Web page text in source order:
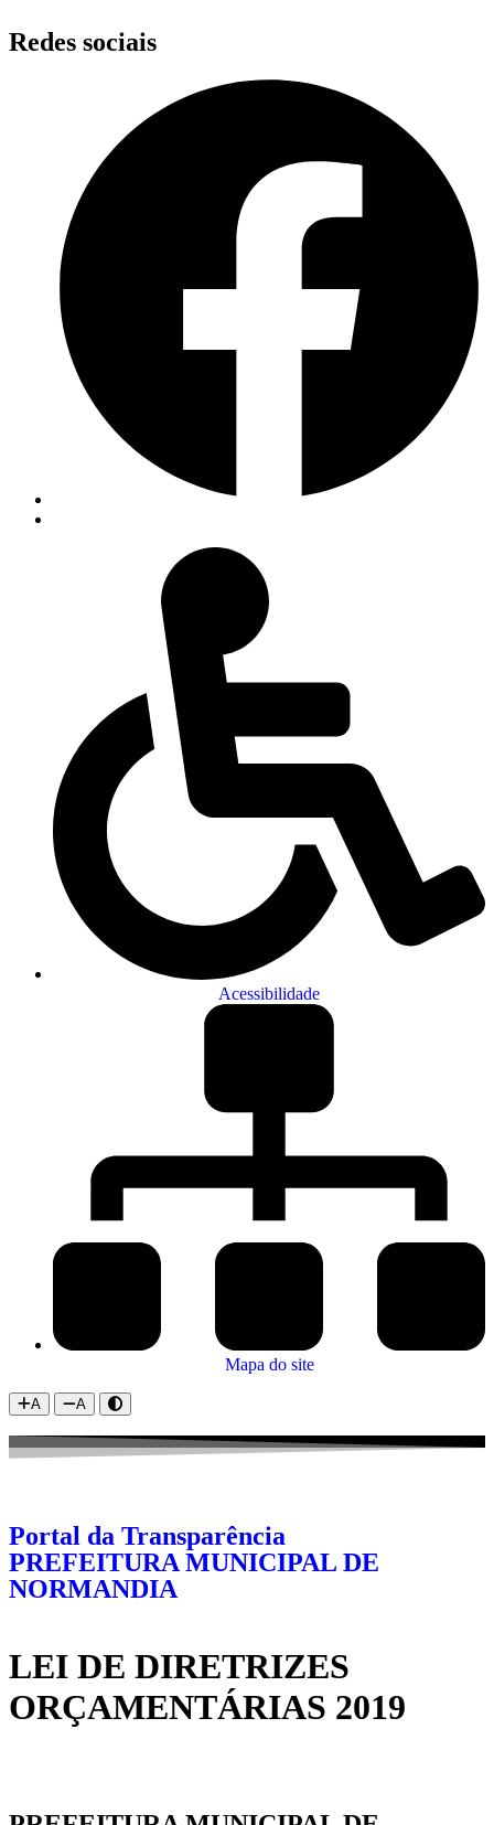
Redes sociais
Acessibilidade
Mapa do site
A A
Portal da Transparência
PREFEITURA MUNICIPAL DE
NORMANDIA
LEI DE DIRETRIZES
ORÇAMENTÁRIAS 2019